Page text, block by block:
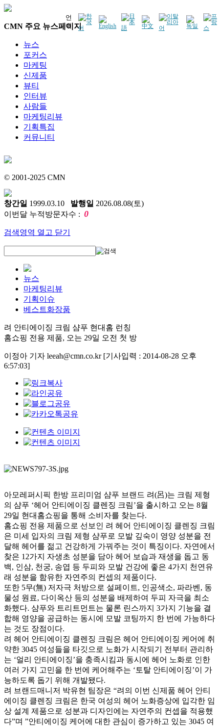
언
어
CMN 주요 뉴스페이지
뉴스
포커스
마케팅
신제품
뷰티
인터뷰
사람들
마케팅리뷰
기획특집
커뮤니티
© 2001-2025 CMN
창간일 1999.03.10 발행일 2026.08.08(토)
이번달 누적방문자수 : 0
검색영역 열고 닫기
뉴스
마케팅리뷰
기획이슈
베스트화장품
려 안티에이징 크림 샴푸 현대홈 런칭
홈쇼핑 전용 제품, 오는 29일 오전 첫 방
이정아 기자 leeah@cmn.co.kr [기사입력 : 2014-08-28 오후
6:57:03]
아모레퍼시픽 한방 프리미엄 샴푸 브랜드 려(呂)는 크림 제형
의 샴푸 ‘헤어 안티에이징 클렌징 크림’을 출시하고 오는 8월
29일 현대홈쇼핑을 통해 소비자를 찾는다.
홈쇼핑 전용 제품으로 선보인 려 헤어 안티에이징 클렌징 크림
은 미세 입자의 크림 제형 샴푸로 모발 깊숙이 영양 성분을 전
달해 헤어를 젊고 건강하게 가꿔주는 것이 특징이다. 자연에서
찾은 12가지 자생초 성분을 담아 헤어 보습과 재생을 돕고 동
백, 인삼, 천궁, 송엽 등 두피와 모발 건강에 좋은 4가지 천연유
래 성분을 함유한 자연주의 컨셉의 제품이다.
또한 5무(無) 저자극 처방으로 설페이트, 인공색소, 파라벤 , 동
물성 원료, 다이옥산 등의 성분을 배제하여 두피 자극을 최소
화했다. 샴푸와 트리트먼트는 물론 린스까지 3가지 기능을 결
합해 영양을 공급하는 동시에 모발 코팅까지 한 번에 가능하다
는 것도 장점이다.
려 헤어 안티에이징 클렌징 크림은 헤어 안티에이징 케어에 취
약한 3045 여성들을 타깃으로 노화가 시작되기 전부터 관리하
는 ‘얼리 안티에이징’을 충족시킴과 동시에 헤어 노화로 인한
여러 가지 고민을 한 번에 케어해주는 ‘ 토탈 안티에이징’이 가
능하도록 돕기 위해 개발됐다.
려 브랜드매니저 박유현 팀장은 “려의 이번 신제품 헤어 안티
에이징 클렌징 크림은 한국 여성의 헤어 노화증상에 입각한 임
상 설계 제품으로 성분과 디자인에는 자연주의 컨셉을 적용했
다”며 ”안티에이징 케어에 대한 관심이 증가하고 있는 3045 여